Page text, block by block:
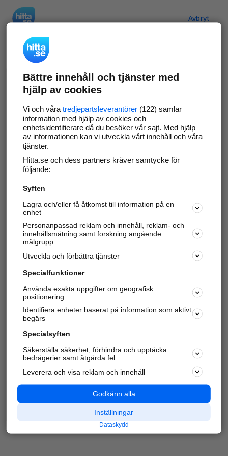
Avbryt
Verifiera ditt företag
Gör som 69 550företag
företagssida på hitta.se och syns bättre mot
kunder i ditt närområde. Helt kostnadsfritt.
Uppdatera din företagsinformation
Svara på och hantera dina omdömen
Har du redan verifierat ditt företag? Logga in
Varje vecka besöker du och4 miljoner
andra
härliga användare oss för att hitta rätt lokal
information om företag, privatpersoner och
platser.
Bättre innehåll och tjänster med
hjälp av cookies
Vi och våra tredjepartsleverantörer(122) samlar
information med hjälp av cookies och
enhetsidentifierare då du besöker vår sajt. Med hjälp
av informationen kan vi utveckla vårt innehåll och våra
tjänster.
Hitta.se och dess partners kräver samtycke för
följande:
Syften
Lagra och/eller få åtkomst till information på en
enhet
Personanpassad reklam och innehåll, reklam- och
innehållsmätning samt forskning angående
målgrupp
Utveckla och förbättra tjänster
Specialfunktioner
Använda exakta uppgifter om geografisk
positionering
Identifiera enheter baserat på information som aktivt
begärs
Specialsyften
Säkerställa säkerhet, förhindra och upptäcka
bedrägerier samt åtgärda fel
Leverera och visa reklam och innehåll
Godkänn alla
Inställningar
Dataskydd